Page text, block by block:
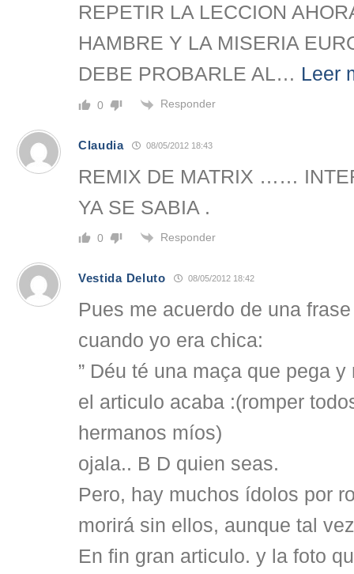
REPETIR LA LECCION
HAMBRE Y LA MISERIA
DEBE PROBARLE AL… Leer
0 Responder
Claudia 08/05/2012 18:43
REMIX DE MATRIX ……
YA SE SABIA .
0 Responder
Vestida Deluto 08/05/2012 18:42
Pues me acuerdo de una
cuando yo era chica:
” Déu té una maça que pega y
el articulo acaba :(romper
hermanos míos)
ojala.. B D quien seas.
Pero, hay muchos ídolos por
morirá sin ellos, aunque tal
En fin gran articulo. y la foto